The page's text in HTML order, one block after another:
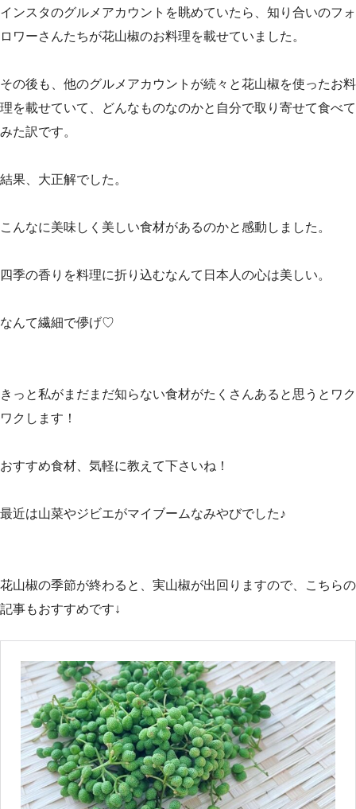
インスタのグルメアカウントを眺めていたら、知り合いのフォ
ロワーさんたちが花山椒のお料理を載せていました。
その後も、他のグルメアカウントが続々と花山椒を使ったお料
理を載せていて、どんなものなのかと自分で取り寄せて食べて
みた訳です。
結果、大正解でした。
こんなに美味しく美しい食材があるのかと感動しました。
四季の香りを料理に折り込むなんて日本人の心は美しい。
なんて繊細で儚げ♡
きっと私がまだまだ知らない食材がたくさんあると思うとワク
ワクします！
おすすめ食材、気軽に教えて下さいね！
最近は山菜やジビエがマイブームなみやびでした♪
花山椒の季節が終わると、実山椒が出回りますので、こちらの
記事もおすすめです↓